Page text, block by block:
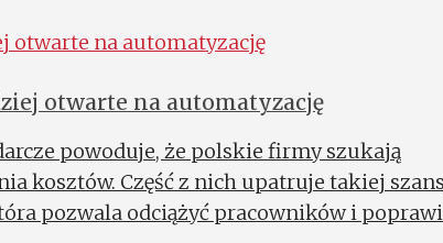
otwarte na automatyzację
powoduje, że polskie firmy szukają
kosztów. Część z nich upatruje takiej
pozwala odciążyć pracowników i